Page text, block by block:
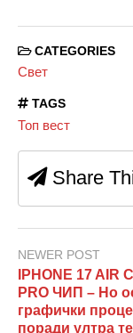
CATEGORIES
Свет
TAGS
Топ вест
Share
NEWER POST
IPHONE 17 AIR
PRO ЧИП – Но
графички
поради ултра